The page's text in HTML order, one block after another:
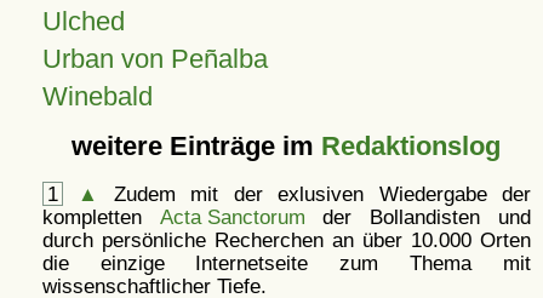
Ulched
Urban von Peñalba
Winebald
weitere Einträge im Redaktionslog
1 ▲
Zudem mit der exlusiven Wiedergabe der
kompletten Acta Sanctorum der Bollandisten und
durch persönliche Recherchen an über 10.000 Orten
die einzige Internetseite zum Thema mit
wissenschaftlicher Tiefe.